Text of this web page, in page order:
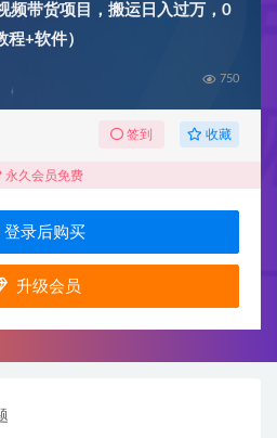
频带货项目，搬运日入过万，0
+软件）
750
签到 收藏
永久会员免费
登录后购买
升级会员